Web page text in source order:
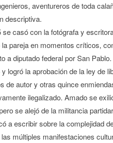
aventureros de toda
descriptiva.
se casó con la fotógrafa y
pareja en momentos críticos,
a diputado federal por San
logró la aprobación de la ley de
de autor y otras quince
ilegalizado. Amado se
se alejó de la militancia
a escribir sobre la complejidad
las múltiples manifestaciones